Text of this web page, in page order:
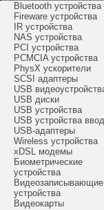
Bluetooth устройства
Fireware устройства
IR устройства
NAS устройства
PCI устройства
PCMCIA устройства
PhysX ускорители
SCSI адаптеры
USB
USB диски
USB устройства
USB устройства
USB-адаптеры
Wireless устройства
xDSL модемы
Биометрические
устройства
Видеозаписывающие
устройства
Видеокарты